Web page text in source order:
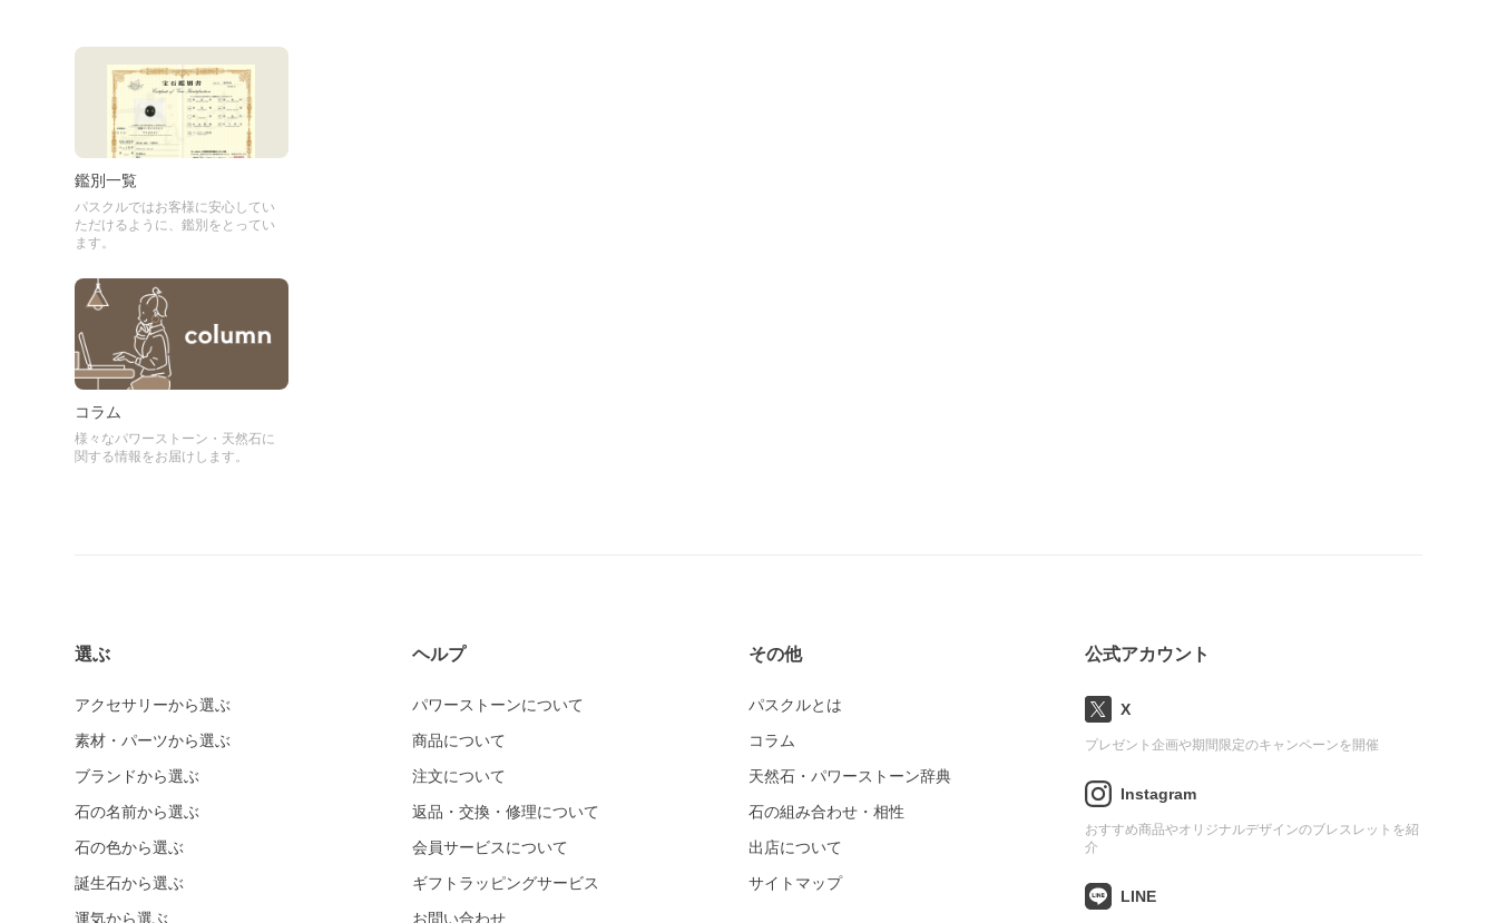
鑑別一覧
パスクルではお客様に安心してい
ただけるように、鑑別をとってい
ます。
コラム
様々なパワーストーン・天然石に
関する情報をお届けします。
選ぶ
アクセサリーから選ぶ
素材・パーツから選ぶ
ブランドから選ぶ
石の名前から選ぶ
石の色から選ぶ
誕生石から選ぶ
運気から選ぶ
ヘルプ
パワーストーンについて
商品について
注文について
返品・交換・修理について
会員サービスについて
ギフトラッピングサービス
お問い合わせ
その他
パスクルとは
コラム
天然石・パワーストーン辞典
石の組み合わせ・相性
出店について
サイトマップ
公式アカウント
X
プレゼント企画や期間限定のキャンペーンを開催
Instagram
おすすめ商品やオリジナルデザインのブレスレットを紹
介
LINE